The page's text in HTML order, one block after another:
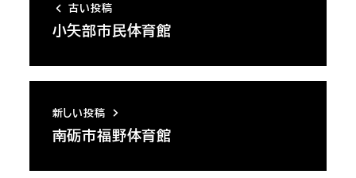
古い投稿
小矢部市民体育館
新しい投稿
南砺市福野体育館